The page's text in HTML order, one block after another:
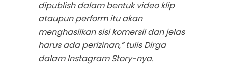
dipublish dalam bentuk video klip
ataupun perform itu akan
menghasilkan sisi komersil dan jelas
harus ada perizinan,” tulis Dirga
dalam Instagram Story-nya.